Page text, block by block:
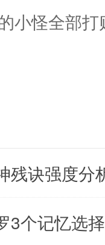
小怪全部
残诀强度分
3个记忆选